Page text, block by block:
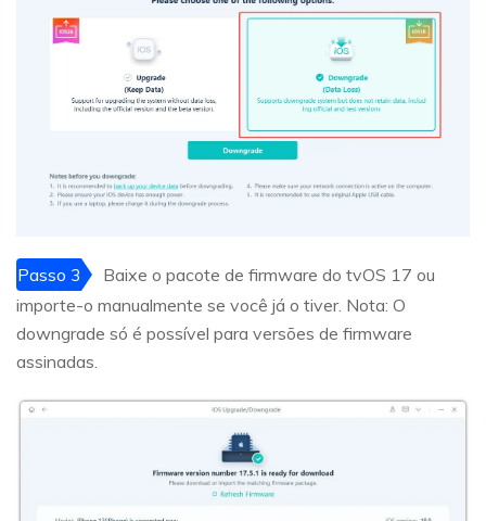
Passo 3
Baixe o pacote de firmware do tvOS 17 ou
importe-o manualmente se você já o tiver. Nota: O
downgrade só é possível para versões de firmware
assinadas.